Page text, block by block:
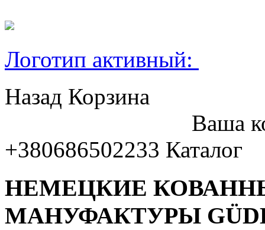
Логотип активный:
Назад Корзина
Ваша
+380686502233 Каталог
НЕМЕЦКИЕ
МАНУФАКТУРЫ